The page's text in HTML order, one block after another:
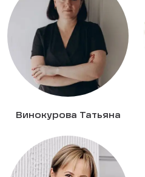
Винокурова Татьяна